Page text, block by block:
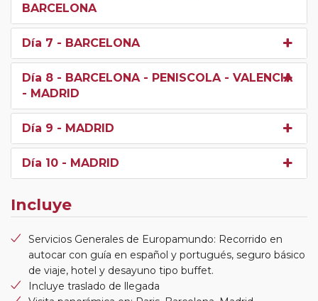
BARCELONA
Día 7 - BARCELONA
Día 8 - BARCELONA - PENISCOLA - VALENCIA
- MADRID
Día 9 - MADRID
Día 10 - MADRID
Incluye
Servicios Generales de Europamundo: Recorrido en
autocar con guía en español y portugués, seguro básico
de viaje, hotel y desayuno tipo buffet.
Incluye traslado de llegada